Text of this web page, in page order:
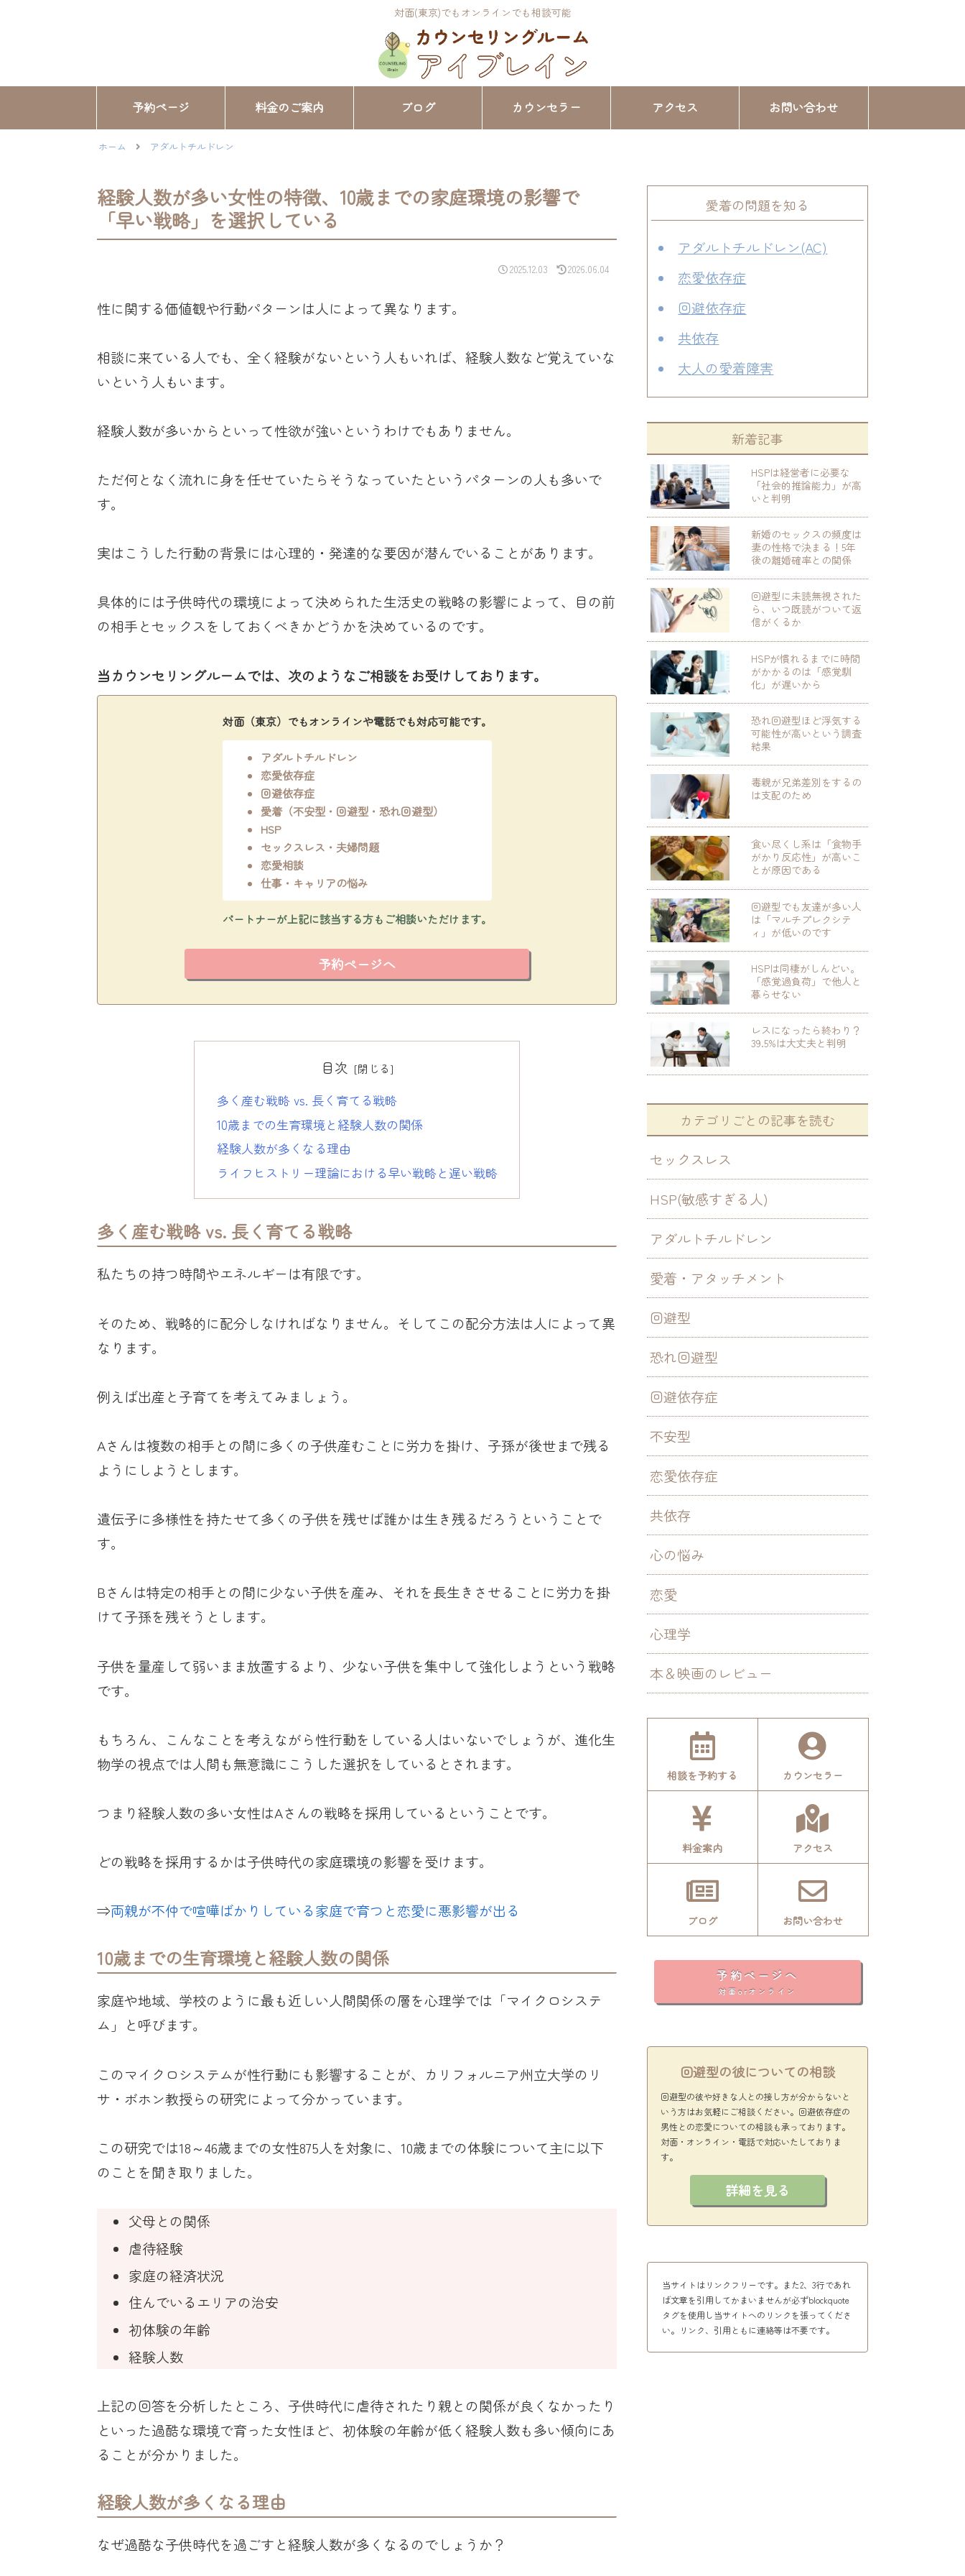
対面(東京)でもオンラインでも相談可能
予約ページ 料金のご案内 ブログ カウンセラー アクセス お問い合わせ
ホーム アダルトチルドレン
経験人数が多い女性の特徴、10歳までの家庭環境の影響で
「早い戦略」を選択している
2025.12.03 2026.06.04
性に関する価値観や行動パターンは人によって異なります。
相談に来ている人でも、全く経験がないという人もいれば、経験人数など覚えていな
いという人もいます。
経験人数が多いからといって性欲が強いというわけでもありません。
ただ何となく流れに身を任せていたらそうなっていたというパターンの人も多いで
す。
実はこうした行動の背景には心理的・発達的な要因が潜んでいることがあります。
具体的には子供時代の環境によって決められた生活史の戦略の影響によって、目の前
の相手とセックスをしておくべきかどうかを決めているのです。
当カウンセリングルームでは、次のようなご相談をお受けしております。
対面（東京）でもオンラインや電話でも対応可能です。
アダルトチルドレン
恋愛依存症
回避依存症
愛着（不安型・回避型・恐れ回避型）
HSP
セックスレス・夫婦問題
恋愛相談
仕事・キャリアの悩み
パートナーが上記に該当する方もご相談いただけます。
予約ページへ
目次
多く産む戦略 vs. 長く育てる戦略
10歳までの生育環境と経験人数の関係
経験人数が多くなる理由
ライフヒストリー理論における早い戦略と遅い戦略
多く産む戦略 vs. 長く育てる戦略
私たちの持つ時間やエネルギーは有限です。
そのため、戦略的に配分しなければなりません。そしてこの配分方法は人によって異
なります。
例えば出産と子育てを考えてみましょう。
Aさんは複数の相手との間に多くの子供産むことに労力を掛け、子孫が後世まで残る
ようにしようとします。
遺伝子に多様性を持たせて多くの子供を残せば誰かは生き残るだろうということで
す。
Bさんは特定の相手との間に少ない子供を産み、それを長生きさせることに労力を掛
けて子孫を残そうとします。
子供を量産して弱いまま放置するより、少ない子供を集中して強化しようという戦略
です。
もちろん、こんなことを考えながら性行動をしている人はいないでしょうが、進化生
物学の視点では人間も無意識にこうした選択をしているとされます。
つまり経験人数の多い女性はAさんの戦略を採用しているということです。
どの戦略を採用するかは子供時代の家庭環境の影響を受けます。
⇒両親が不仲で喧嘩ばかりしている家庭で育つと恋愛に悪影響が出る
10歳までの生育環境と経験人数の関係
家庭や地域、学校のように最も近しい人間関係の層を心理学では「マイクロシステ
ム」と呼びます。
このマイクロシステムが性行動にも影響することが、カリフォルニア州立大学のリ
サ・ボホン教授らの研究によって分かっています。
この研究では18～46歳までの女性875人を対象に、10歳までの体験について主に以下
のことを聞き取りました。
父母との関係
虐待経験
家庭の経済状況
住んでいるエリアの治安
初体験の年齢
経験人数
上記の回答を分析したところ、子供時代に虐待されたり親との関係が良くなかったり
といった過酷な環境で育った女性ほど、初体験の年齢が低く経験人数も多い傾向にあ
ることが分かりました。
経験人数が多くなる理由
なぜ過酷な子供時代を過ごすと経験人数が多くなるのでしょうか？
愛着の問題を知る
アダルトチルドレン(AC)
恋愛依存症
回避依存症
共依存
大人の愛着障害
新着記事
HSPは経営者に必要な
「社会的推論能力」が高
いと判明
新婚のセックスの頻度は
妻の性格で決まる！5年
後の離婚確率との関係
回避型に未読無視された
ら、いつ既読がついて返
信がくるか
HSPが慣れるまでに時間
がかかるのは「感覚馴
化」が遅いから
恐れ回避型ほど浮気する
可能性が高いという調査
結果
毒親が兄弟差別をするの
は支配のため
食い尽くし系は「食物手
がかり反応性」が高いこ
とが原因である
回避型でも友達が多い人
は「マルチプレクシテ
ィ」が低いのです
HSPは同棲がしんどい。
「感覚過負荷」で他人と
暮らせない
レスになったら終わり？
39.5%は大丈夫と判明
カテゴリごとの記事を読む
セックスレス
HSP(敏感すぎる人)
アダルトチルドレン
愛着・アタッチメント
回避型
恐れ回避型
回避依存症
不安型
恋愛依存症
共依存
心の悩み
恋愛
心理学
本＆映画のレビュー
相談を予約する カウンセラー
料金案内 アクセス
ブログ お問い合わせ
予約ページへ
対面orオンライン
回避型の彼についての相談
回避型の彼や好きな人との接し方が分からないと
いう方はお気軽にご相談ください。回避依存症の
男性との恋愛についての相談も承っております。
対面・オンライン・電話で対応いたしておりま
す。
詳細を見る
当サイトはリンクフリーです。また2、3行であれ
ば文章を引用してかまいませんが必ずblockquote
タグを使用し当サイトへのリンクを張ってくださ
い。リンク、引用ともに連絡等は不要です。